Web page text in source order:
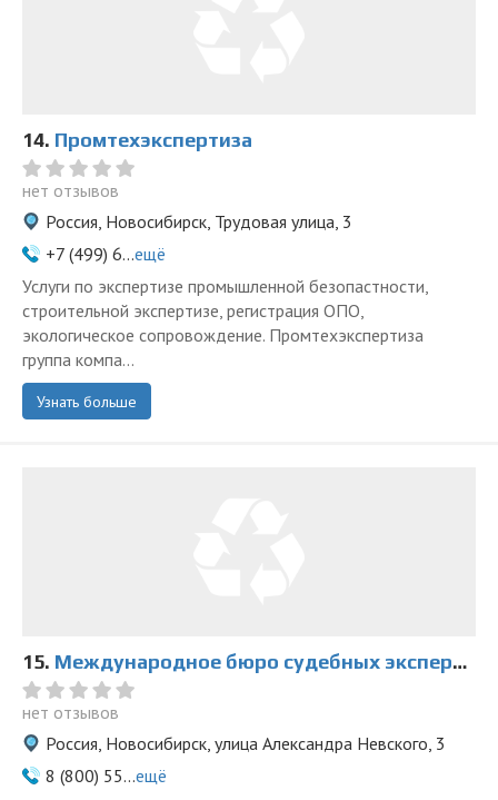
14. Промтехэкспертиза
нет отзывов
Россия, Новосибирск, Трудовая улица, 3
+7 (499) 6...ещё
Услуги по экспертизе промышленной безопастности,
строительной экспертизе, регистрация ОПО,
экологическое сопровождение. Промтехэкспертиза
группа компа...
Узнать больше
15. Международное бюро судебных экспертиз, оценки и медиации на Александра Невского
нет отзывов
Россия, Новосибирск, улица Александра Невского, 3
8 (800) 55...ещё